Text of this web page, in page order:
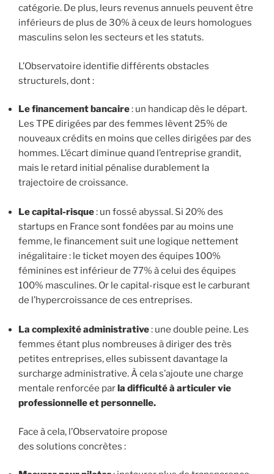
catégorie. De plus, leurs revenus annuels peuvent être
inférieurs de plus de 30% à ceux de leurs homologues
masculins selon les secteurs et les statuts.
L’Observatoire identifie différents obstacles
structurels, dont :
Le financement bancaire: un handicap dès le départ.
Les TPE dirigées par des femmes lèvent 25% de
nouveaux crédits en moins que celles dirigées par des
hommes. L’écart diminue quand l’entreprise grandit,
mais le retard initial pénalise durablement la
trajectoire de croissance.
Le capital-risque: un fossé abyssal. Si 20% des
startups en France sont fondées par au moins une
femme, le financement suit une logique nettement
inégalitaire : le ticket moyen des équipes 100%
féminines est inférieur de 77% à celui des équipes
100% masculines. Or le capital-risque est le carburant
de l’hypercroissance de ces entreprises.
La complexité administrative: une double peine. Les
femmes étant plus nombreuses à diriger des très
petites entreprises, elles subissent davantage la
surcharge administrative. À cela s’ajoute une charge
mentale renforcée par la difficulté à articuler vie
professionnelle et personnelle.
Face à cela, l’Observatoire propose
des solutions concrètes :